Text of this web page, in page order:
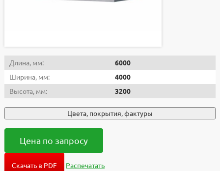
Длина, мм:
6000
Ширина, мм:
4000
Высота, мм:
3200
Цвета, покрытия, фактуры
Цена по запросу
Скачать в PDF Распечатать